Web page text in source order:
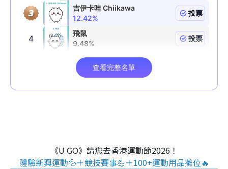
《U GO》請您去香港運動節2026！
體驗新興運動💦＋競技賽事💪＋100+運動用品攤位🔥